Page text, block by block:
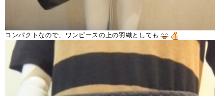
コンパクトなので、ワンピースの上の羽織としても